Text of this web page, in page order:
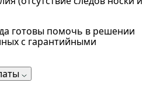
готовы помочь в решении
с гарантийными